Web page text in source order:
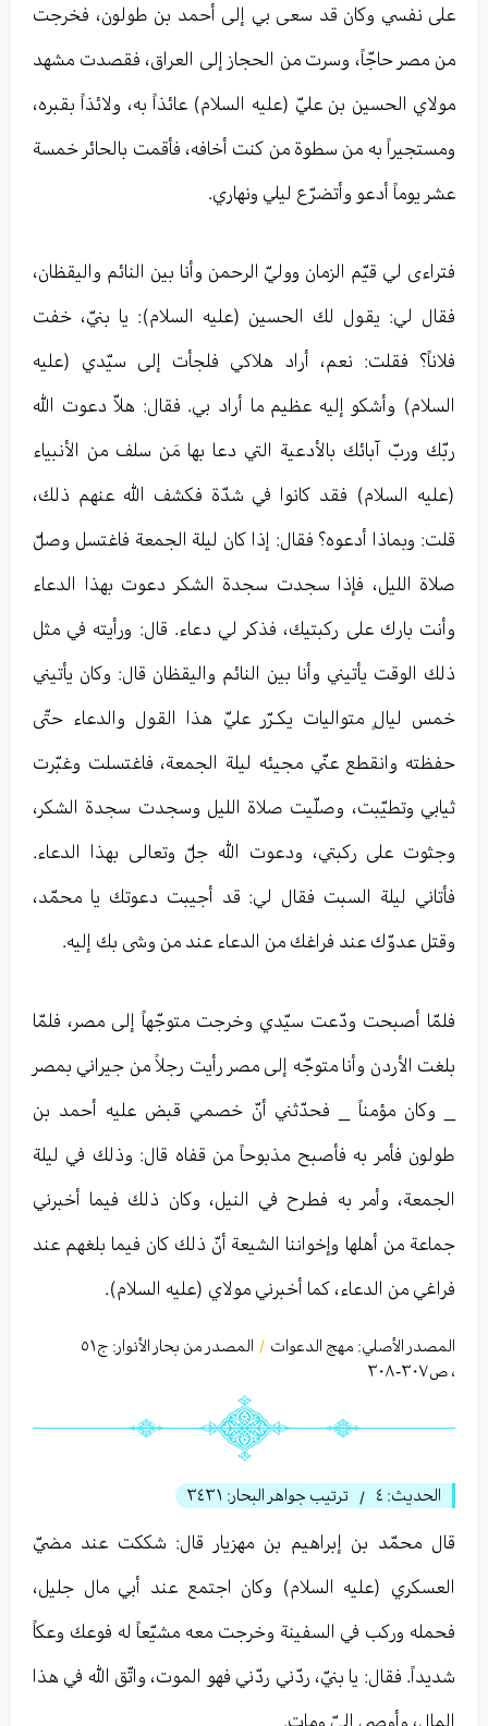
على نفسي وكان قد سعى بي إلى أحمد بن طولون، فخرجت
من مصر حاجّاً، وسرت من الحجاز إلى العراق، فقصدت مشهد
مولاي الحسين بن عليّ (عليه السلام) عائذاً به، ولائذاً بقبره،
ومستجيراً به من سطوة من كنت أخافه، فأقمت بالحائر خمسة
عشر يوماً أدعو وأتضرّع ليلي ونهاري.
فتراءى لي قيّم الزمان ووليّ الرحمن وأنا بين النائم واليقظان،
فقال لي: يقول لك الحسين (عليه السلام): يا بنيّ، خفت
فلاناً؟ فقلت: نعم، أراد هلاكي فلجأت إلى سيّدي (عليه
السلام) وأشكو إليه عظيم ما أراد بي. فقال: هلاّ دعوت الله
ربّك وربّ آبائك بالأدعية التي دعا بها مَن سلف من الأنبياء
(عليه السلام) فقد كانوا في شدّة فكشف الله عنهم ذلك،
قلت: وبماذا أدعوه؟ فقال: إذا كان ليلة الجمعة فاغتسل وصلّ
صلاة الليل، فإذا سجدت سجدة الشكر دعوت بهذا الدعاء
وأنت بارك على ركبتيك، فذكر لي دعاء. قال: ورأيته في مثل
ذلك الوقت يأتيني وأنا بين النائم واليقظان قال: وكان يأتيني
خمس ليالٍ متواليات يكـرّر عليّ هذا القول والدعاء حتّى
حفظته وانقطع عنّي مجيئه ليلة الجمعة، فاغتسلت وغبّرت
ثيابي وتطيّبت، وصلّيت صلاة الليل وسجدت سجدة الشكر،
وجثوت على ركبتي، ودعوت الله جلّ وتعالى بهذا الدعاء.
فأتاني ليلة السبت فقال لي: قد أجيبت دعوتك يا محمّد،
وقتل عدوّك عند فراغك من الدعاء عند من وشى بك إليه.
فلمّا أصبحت ودّعت سيّدي وخرجت متوجّهاً إلى مصر، فلمّا
بلغت الأردن وأنا متوجّه إلى مصر رأيت رجلاً من جيراني بمصر
_ وكان مؤمناً _ فحدّثني أنّ خصمي قبض عليه أحمد بن
طولون فأمر به فأصبح مذبوحاً من قفاه قال: وذلك في ليلة
الجمعة، وأمر به فطرح في النيل، وكان ذلك فيما أخبرني
جماعة من أهلها وإخواننا الشيعة أنّ ذلك كان فيما بلغهم عند
فراغي من الدعاء، كما أخبرني مولاي (عليه السلام).
المصدر الأصلي: مهج الدعوات / المصدر من بحار الأنوار: ج٥١
، ص٣٠٧-٣٠٨
الحديث: ٤ / ترتيب جواهر البحار: ٣٤٣١
قال محمّد بن إبراهيم بن مهزيار قال: شككت عند مضيّ
العسكري (عليه السلام) وكان اجتمع عند أبي مال جليل،
فحمله وركب في السفينة وخرجت معه مشيّعاً له فوعك وعكاً
شديداً. فقال: يا بنيّ، ردّني ردّني فهو الموت، واتّق الله في هذا
المال، وأوصى إليّ ومات.